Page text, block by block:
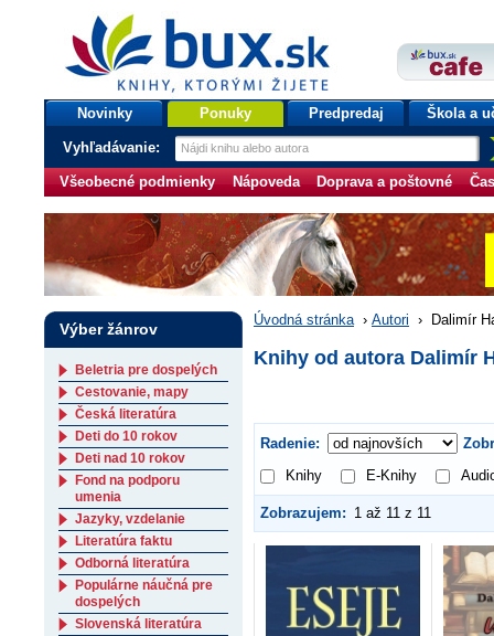
bux.sk
knihy, ktorými žijete
Úvodná stránka
Novinky Ponuky Predpredaj Škola a
Vyhľadávanie:
Všeobecné podmienky Nápoveda Doprava a poštovné
Úvodná stránka › Autori › Dalimír
Knihy od autora Dalimír
Radenie:
Knihy
E-Knihy
Zobrazujem: 1 až 11 z 11
Výber žánrov
Beletria pre dospelých
Cestovanie, mapy
Česká literatúra
Deti do 10 rokov
Deti nad 10 rokov
Fond na podporu
umenia
Jazyky, vzdelanie
Literatúra faktu
Odborná literatúra
Populárne náučná pre
dospelých
Slovenská literatúra